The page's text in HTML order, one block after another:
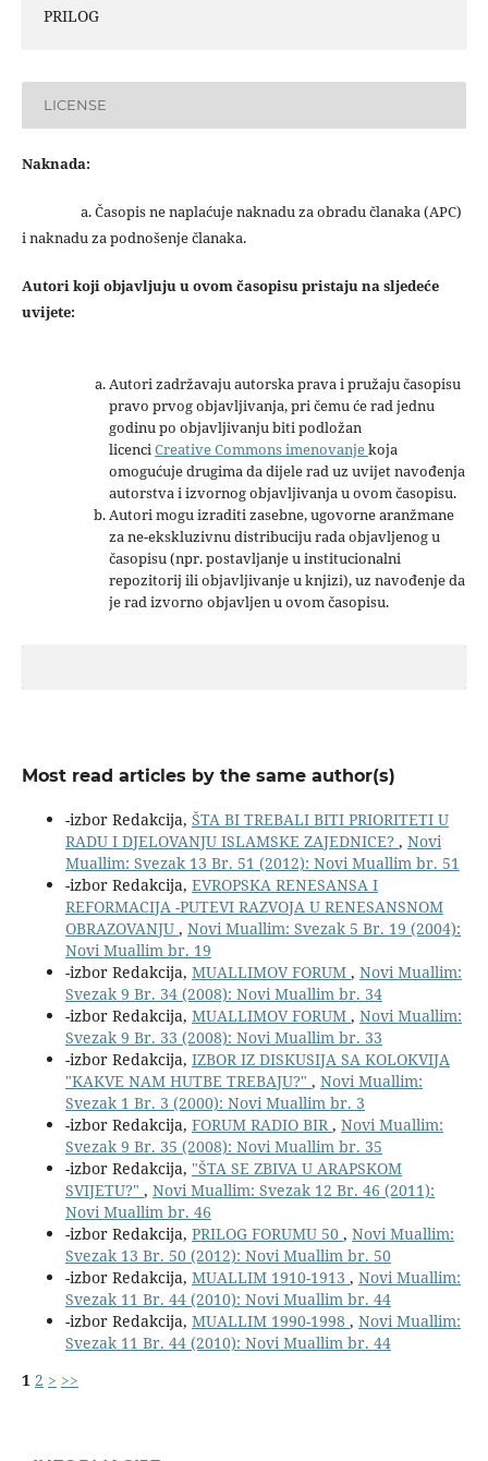
PRILOG
LICENSE
Naknada:
a. Časopis ne naplaćuje naknadu za obradu članaka (APC)
i naknadu za podnošenje članaka.
Autori koji objavljuju u ovom časopisu pristaju na sljedeće
uvijete:
Autori zadržavaju autorska prava i pružaju časopisu
pravo prvog objavljivanja, pri čemu će rad jednu
godinu po objavljivanju biti podložan
licenciCreative Commons imenovanjekoja
omogućuje drugima da dijele rad uz uvijet navođenja
autorstva i izvornog objavljivanja u ovom časopisu.
Autori mogu izraditi zasebne, ugovorne aranžmane
za ne-ekskluzivnu distribuciju rada objavljenog u
časopisu (npr. postavljanje u institucionalni
repozitorij ili objavljivanje u knjizi), uz navođenje da
je rad izvorno objavljen u ovom časopisu.
Most read articles by the same author(s)
-izbor Redakcija, ŠTA BI TREBALI BITI PRIORITETI U
RADU I DJELOVANJU ISLAMSKE ZAJEDNICE? , Novi
Muallim: Svezak 13 Br. 51 (2012): Novi Muallim br. 51
-izbor Redakcija, EVROPSKA RENESANSA I
REFORMACIJA -PUTEVI RAZVOJA U RENESANSNOM
OBRAZOVANJU , Novi Muallim: Svezak 5 Br. 19 (2004):
Novi Muallim br. 19
-izbor Redakcija, MUALLIMOV FORUM , Novi Muallim:
Svezak 9 Br. 34 (2008): Novi Muallim br. 34
-izbor Redakcija, MUALLIMOV FORUM , Novi Muallim:
Svezak 9 Br. 33 (2008): Novi Muallim br. 33
-izbor Redakcija, IZBOR IZ DISKUSIJA SA KOLOKVIJA
"KAKVE NAM HUTBE TREBAJU?" , Novi Muallim:
Svezak 1 Br. 3 (2000): Novi Muallim br. 3
-izbor Redakcija, FORUM RADIO BIR, Novi Muallim:
Svezak 9 Br. 35 (2008): Novi Muallim br. 35
-izbor Redakcija, "ŠTA SE ZBIVA U ARAPSKOM
SVIJETU?" , Novi Muallim: Svezak 12 Br. 46 (2011):
Novi Muallim br. 46
-izbor Redakcija, PRILOG FORUMU 50 , Novi Muallim:
Svezak 13 Br. 50 (2012): Novi Muallim br. 50
-izbor Redakcija, MUALLIM 1910-1913 , Novi Muallim:
Svezak 11 Br. 44 (2010): Novi Muallim br. 44
-izbor Redakcija, MUALLIM 1990-1998 , Novi Muallim:
Svezak 11 Br. 44 (2010): Novi Muallim br. 44
1 2 > >>